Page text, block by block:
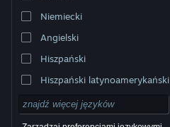
Niemiecki
Angielski
Hiszpański
Hiszpański latynoamerykański